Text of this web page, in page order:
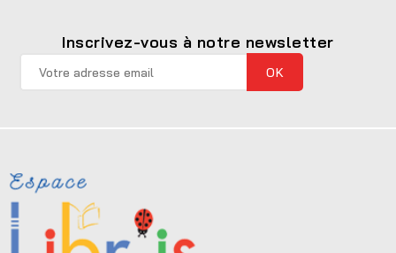
Inscrivez-vous à notre newsletter